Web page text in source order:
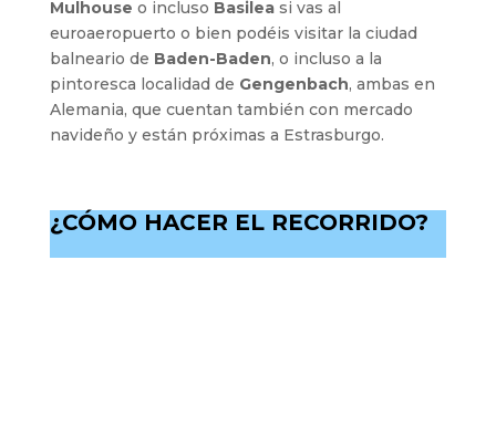
Mulhouse o incluso Basilea si vas al
euroaeropuerto o bien podéis visitar la ciudad
balneario de Baden-Baden, o incluso a la
pintoresca localidad de Gengenbach, ambas en
Alemania, que cuentan también con mercado
navideño y están próximas a Estrasburgo.
¿CÓMO HACER EL RECORRIDO?